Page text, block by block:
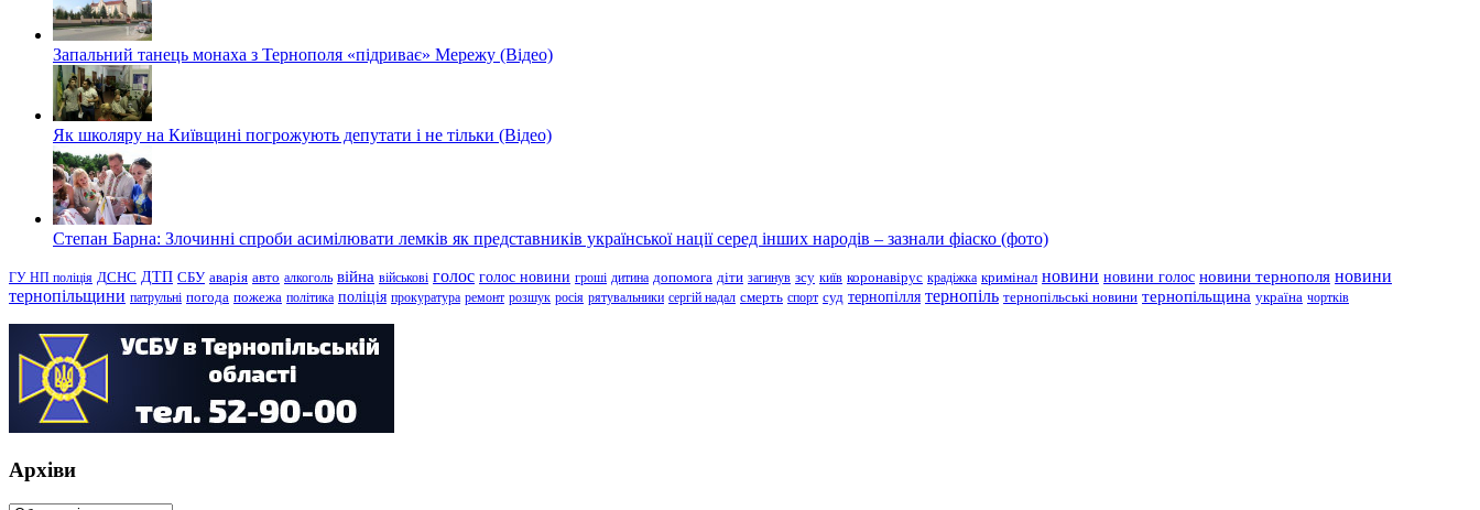
Запальний танець монаха з Тернополя «підриває» Мережу (Відео)
Як школяру на Київщині погрожують депутати і не тільки (Відео)
Степан Барна: Злочинні спроби асимілювати лемків як представників української нації серед інших народів – зазнали фіаско (фото)
ГУ НП поліція ДСНС ДТП СБУ аварія авто алкоголь війна військові голос голос новини гроші дитина допомога діти загинув зсу київ коронавірус крадіжка кримінал новини новини голос новини тернополя новини
тернопільщини патрульні погода пожежа політика поліція прокуратура ремонт розшук росія рятувальники сергій надал смерть спорт суд тернопілля тернопіль тернопільські новини тернопільщина україна чортків
Архіви